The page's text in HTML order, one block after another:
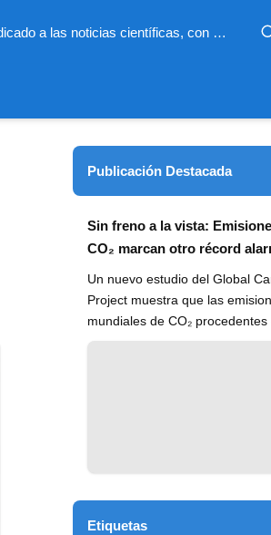
Infoterio es un medio digital dedicado a las noticias científicas, con artículos extensos y bien documentados sobre salud, medioambiente, tecnología, espacio, psicología, evolución y más. Nuestro objetivo es hacer accesible el conocimiento científico a lectores de habla hispana en todo el mundo, con información actualizada, fuentes confiables y explicaciones claras que conectan la ciencia con la vida cotidiana.
Publicación Destacada
Sin freno a la vista:
CO₂ marcan otro récord
en 2024
Un nuevo estudio del Global
Project muestra que las
mundiales de CO₂ procedentes
combustibles fósiles han
Etiquetas